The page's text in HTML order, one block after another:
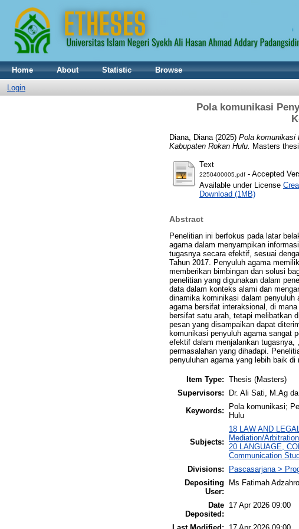
Home About Statistic
Browse
Login
Pola komunikasi
Diana, Diana (2025) Pola komunikasi
Kabupaten Rokan Hulu.
Masters
Text
2250400005.pdf - Accepted
Available under License
Download (1MB)
Abstract
Penelitian ini berfokus pada latar
agama dalam menyampikan
tugasnya secara efektif, sesuai
Tahun 2017. Penyuluh agama
memberikan bimbingan dan solusi
penelitian yang digunakan dalam
data dalam konteks alami dan
dinamika kominikasi dalam penyuluh
agama bersifat interaksional, di
bersifat satu arah, tetapi melibatkan
pesan yang disampaikan dapat
komunikasi penyuluh agama sangat
efektif dalam menjalankan tugasnya,
permasalahan yang dihadapi.
penyuluhan agama yang lebih baik di
Item Type: Thesis (Masters)
Supervisors:
Dr. Ali Sati, M.Ag
Keywords:
Pola komunikasi;
Hulu
Subjects:
18 LAW AND
Mediation/Arbitration
20 LANGUAGE,
Communication
Divisions:
Pascasarjana >
Depositing
User:
Ms Fatimah
Date
Deposited:
17 Apr 2026 09:00